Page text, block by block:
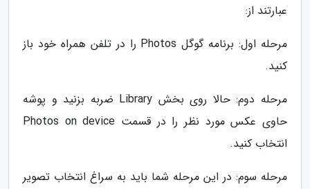
عبارتند از:
مرحله اول: برنامه گوگل Photos را در تلفن همراه خود باز
کنید.
مرحله دوم: حالا روی بخش Library ضربه بزنید و پوشه
حاوی عکس مورد نظر را در قسمت Photos on device
انتخاب کنید.
مرحله سوم: در این مرحله شما باید به سراغ انتخاب تصویر